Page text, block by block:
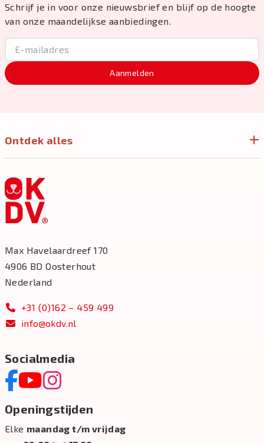
Schrijf je in voor onze nieuwsbrief en blijf op de hoogte
van onze maandelijkse aanbiedingen.
Aanmelden
Ontdek alles
Max Havelaardreef 170
4906 BD Oosterhout
Nederland
+31 (0)162 – 459 499
info@okdv.nl
Socialmedia
Openingstijden
Elke maandag t/m vrijdag